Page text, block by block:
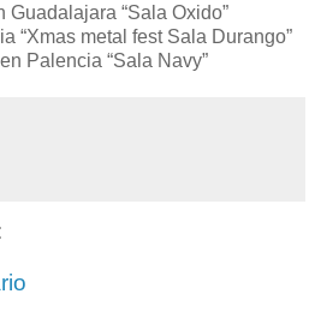
Guadalajara “Sala Oxido”
“Xmas metal fest Sala Durango”
Palencia “Sala Navy”